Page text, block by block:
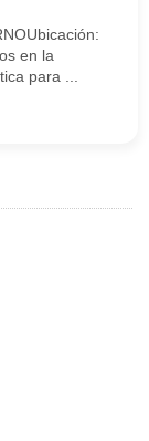
en la
para ...